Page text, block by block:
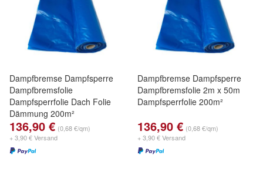
Dampfbremse Dampfsperre
Dampfbremsfolie
Dampfsperrfolie Dach Folie
Dämmung 200m²
136,90 € (0,68 €/qm)
+ 3,90 € Versand
Dampfbremse Dampfsperre
Dampfbremsfolie 2m x 50m
Dampfsperrfolie 200m²
136,90 € (0,68 €/qm)
+ 3,90 € Versand